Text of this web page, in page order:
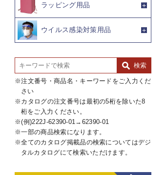
ラッピング用品
ウイルス感染対策用品
注文番号・商品名・キーワードをご入力くだ
さい
カタログの注文番号は最初の5桁を除いた8
桁をご入力ください。
(例)222J-62390-01→62390-01
一部の商品検索になります。
全てのカタログ掲載品の検索についてはデジ
タルカタログにて検索いただけます。